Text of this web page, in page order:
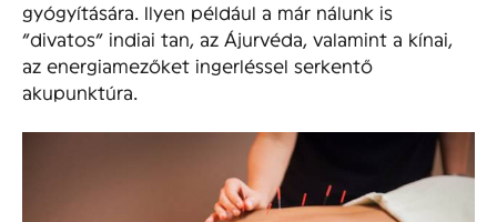
gyógyítására. Ilyen például a már nálunk is
“divatos” indiai tan, az Ájurvéda, valamint a kínai,
az energiamezőket ingerléssel serkentő
akupunktúra.